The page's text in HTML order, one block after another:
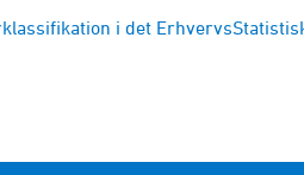
i det